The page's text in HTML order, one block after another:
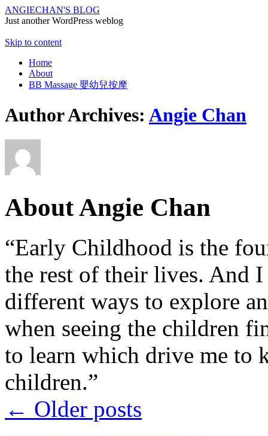
ANGIECHAN'S BLOG
Just another WordPress weblog
Skip to content
Home
About
BB Massage 嬰幼兒按摩
Author Archives: Angie Chan
About Angie Chan
“Early Childhood is the
the rest of their lives. And
different ways to explore
when seeing the children
to learn which drive me to
children.”
← Older posts